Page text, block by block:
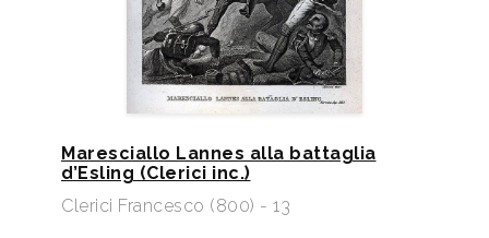
Maresciallo Lannes alla battaglia
d’Esling (Clerici inc.)
Clerici Francesco (800) - 13